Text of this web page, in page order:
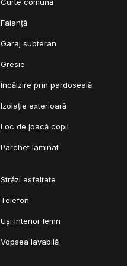
Faianță
Garaj subteran
Gresie
Încălzire prin pardoseală
Izolație exterioară
Loc de joacă copii
Parchet laminat
Străzi asfaltate
Telefon
Uși interior lemn
Vopsea lavabilă